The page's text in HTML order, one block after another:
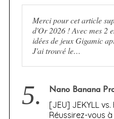
Merci pour cet article
d'Or 2026 ! Avec mes 2
idées de jeux Gigamic
J'ai trouvé le…
5. Nano Banana
[JEU] JEKYLL vs.
Réussirez-vous